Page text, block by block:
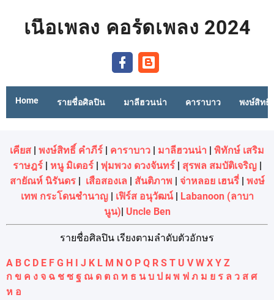
เนื้อเพลง คอร์ดเพลง 2024
Home รายชื่อศิลปิน มาลีฮวนน่า คาราบาว พงษ์สิทธิ์
เคียส | พงษ์สิทธิ์ คำภีร์ | คาราบาว | มาลีฮวนน่า | พิทักษ์ เสริม
ราษฎร์| หนู มิเตอร์| พุ่มพวง ดวงจันทร์| สุรพล สมบัติเจริญ|
สายัณห์ นิรันดร| เสือสองเล | สันติภาพ | จ่าหลอย เฮนรี่| พงษ์
เทพ กระโดนชํานาญ| เฟิร์ส อนุวัฒน์| Labanoon (ลาบา
นูน)| Uncle Ben
รายชื่อศิลปิน เรียงตามลำดับตัวอักษร
A B C D E F G H I J K L M N O P Q R S T U V W X Y Z
ก ข ค ง จ ฉ ช ซ ฐ ณ ด ต ถ ท ธ น บ ป ผ พ ฟ ภ ม ย ร ล ว ส ศ
ห อ